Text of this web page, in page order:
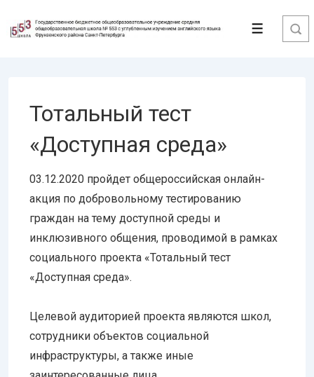
Перейти
Меню
Тотальный тест
«Доступная среда»
03.12.2020 пройдет общероссийская онлайн-
акция по добровольному тестированию
граждан на тему доступной среды и
инклюзивного общения, проводимой в рамках
социального проекта «Тотальный тест
«Доступная среда».
Целевой аудиторией проекта являются школ,
сотрудники объектов социальной
инфраструктуры, а также иные